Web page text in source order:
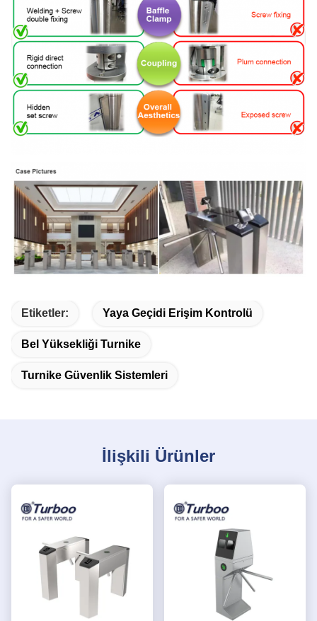
Etiketler: Yaya Geçidi Erişim Kontrolü
Bel Yüksekliği Turnike
Turnike Güvenlik Sistemleri
İlişkili Ürünler